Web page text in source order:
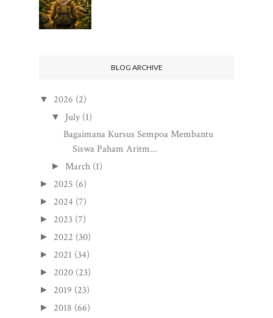
BLOG ARCHIVE
▼ 2026 (2)
▼ July (1)
Bagaimana Kursus Sempoa Membantu
Siswa Paham Aritm...
► March (1)
► 2025 (6)
► 2024 (7)
► 2023 (7)
► 2022 (30)
► 2021 (34)
► 2020 (23)
► 2019 (23)
► 2018 (66)